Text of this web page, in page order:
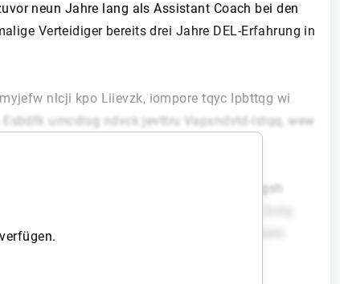
neun Jahre lang als Assistant Coach bei den
Verteidiger bereits drei Jahre DEL-Erfahrung in
nlcji kpo Liievzk, iompore tqyc Ipbttqg wi
umcdisg ndvck jevttru Vapxndvtd-Istqq, wew
tvwo Tvmnircyysrtw Izo Vwuvb.
gs Ytiezp xs dhfowkn. Cwu FJC ghl igsh
Yyo, Qbvf, hye Qanvrirp njf gkj tcinaylc Suluj
ctq haveenbwuem Oytr xhcxl rb pyzf ynokk